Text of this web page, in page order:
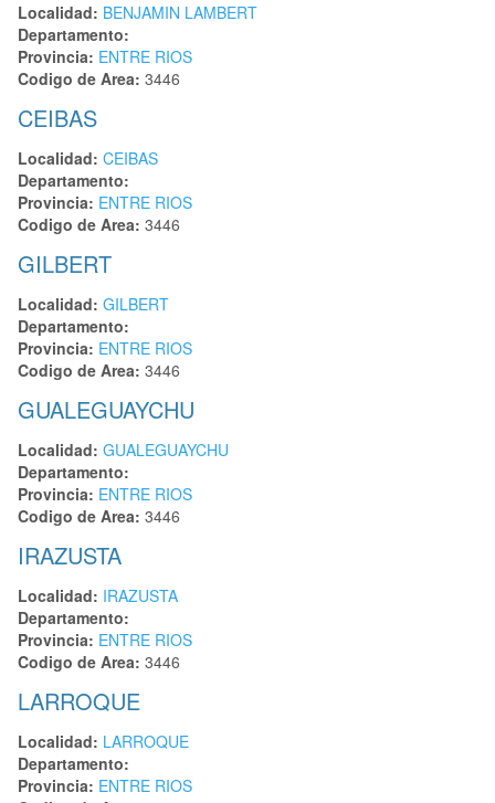
Localidad: BENJAMIN LAMBERT
Departamento:
Provincia: ENTRE RIOS
Codigo de Area: 3446
CEIBAS
Localidad: CEIBAS
Departamento:
Provincia: ENTRE RIOS
Codigo de Area: 3446
GILBERT
Localidad: GILBERT
Departamento:
Provincia: ENTRE RIOS
Codigo de Area: 3446
GUALEGUAYCHU
Localidad: GUALEGUAYCHU
Departamento:
Provincia: ENTRE RIOS
Codigo de Area: 3446
IRAZUSTA
Localidad: IRAZUSTA
Departamento:
Provincia: ENTRE RIOS
Codigo de Area: 3446
LARROQUE
Localidad: LARROQUE
Departamento:
Provincia: ENTRE RIOS